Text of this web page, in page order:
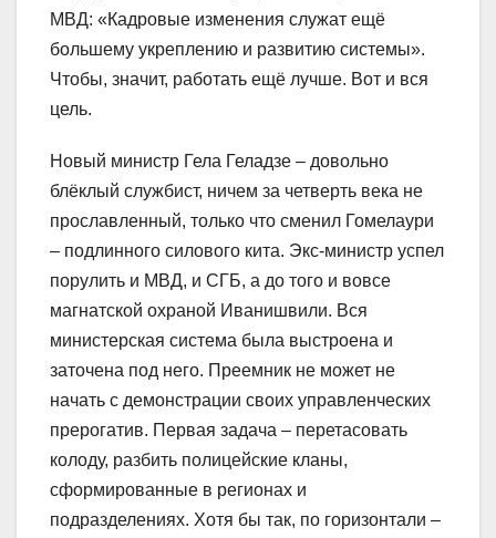
МВД: «Кадровые изменения служат ещё
большему укреплению и развитию системы».
Чтобы, значит, работать ещё лучше. Вот и вся
цель.
Новый министр Гела Геладзе – довольно
блёклый службист, ничем за четверть века не
прославленный, только что сменил Гомелаури
– подлинного силового кита. Экс-министр успел
порулить и МВД, и СГБ, а до того и вовсе
магнатской охраной Иванишвили. Вся
министерская система была выстроена и
заточена под него. Преемник не может не
начать с демонстрации своих управленческих
прерогатив. Первая задача – перетасовать
колоду, разбить полицейские кланы,
сформированные в регионах и
подразделениях. Хотя бы так, по горизонтали –